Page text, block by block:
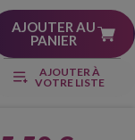
AJOUTER AU
PANIER
AJOUTER À
VOTRE LISTE